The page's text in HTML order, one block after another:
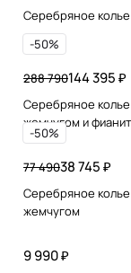
Серебряное колье
-50%
144 395 ₽
288 790
Серебряное
жемчугом и
-50%
38 745 ₽
77 490
Серебряное колье
жемчугом
9 990 ₽